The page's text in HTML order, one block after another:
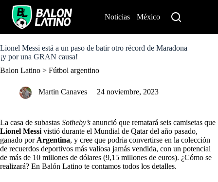
o
c
n
Noticias México
Lionel Messi está a un paso de batir otro récord de Maradona
¡y por una GRAN causa!
Balon Latino > Fútbol argentino
Martin Canaves 24 noviembre, 2023
La casa de subastas Sotheby’s anunció que rematará seis camisetas que
Lionel Messi vistió durante el Mundial de Qatar del año pasado,
ganado por Argentina, y cree que podría convertirse en la colección
de recuerdos deportivos más valiosa jamás vendida, con un potencial
de más de 10 millones de dólares (9,15 millones de euros). ¿Cómo se
realizará? En Balón Latino te contamos todos los detalles.